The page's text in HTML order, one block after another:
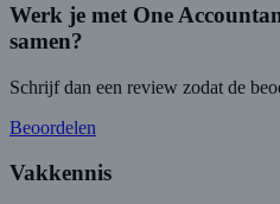
Werk je met One
samen?
Schrijf dan een review zodat de
Beoordelen
Vakkennis